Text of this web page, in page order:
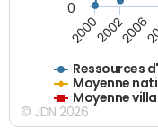
Ressources
Moyenne
Moyenne
200020022006
0
© JDN 2026